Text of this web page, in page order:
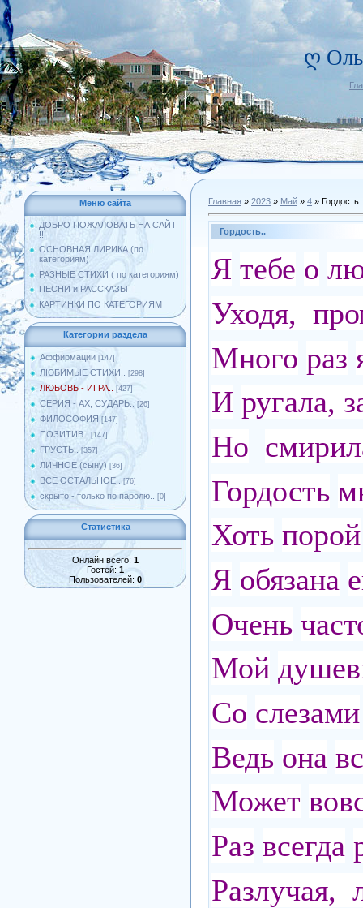
ღ
Меню сайта
ДОБРО ПОЖАЛОВАТЬ НА САЙТ
!!!
ОСНОВНАЯ ЛИРИКА (по
категориям)
РАЗНЫЕ СТИХИ ( по категориям)
ПЕСНИ и РАССКАЗЫ
КАРТИНКИ ПО КАТЕГОРИЯМ
Категории раздела
Аффирмации [147]
ЛЮБИМЫЕ СТИХИ.. [298]
ЛЮБОВЬ - ИГРА.. [427]
СЕРИЯ - АХ, СУДАРЬ.. [26]
ФИЛОСОФИЯ [147]
ПОЗИТИВ.. [147]
ГРУСТЬ.. [357]
ЛИЧНОЕ (сыну) [36]
ВСЁ ОСТАЛЬНОЕ.. [76]
скрыто - только по паролю.. [0]
Статистика
Онлайн всего: 1
Гостей: 1
Пользователей: 0
Главная » 2023 » Май » 4 » Гордость..
Гордость..
Я тебе о
Уходя,
Много раз
И ругала,
Но
Гордость
Хоть порой
Я обязана
Очень
Мой
Со слезами
Ведь она
Может
Раз всегда
Разлучая,